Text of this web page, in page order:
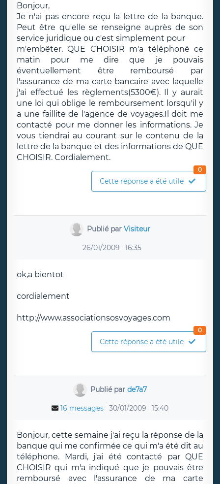
Bonjour,
Je n'ai pas encore reçu la lettre de la banque.
Peut être qu'elle se renseigne auprès de son
service juridique ou c'est simplement pour
m'embêter. QUE CHOISIR m'a téléphoné ce
matin pour me dire que je pouvais
éventuellement être remboursé par
l'assurance de ma carte bancaire avec laquelle
j'ai effectué les règlements(5300€). Il y aurait
une loi qui oblige le remboursement lorsqu'il y
a une faillite de l'agence de voyages.Il doit me
contacté pour me donner les informations. Je
vous tiendrai au courant sur le contenu de la
lettre de la banque et des informations de QUE
CHOISIR. Cordialement.
Cette réponse a été utile
0
Publié parVisiteur
26/01/2009 16:35
ok,a bientot
cordialement
http://www.associationsosvoyages.com
Cette réponse a été utile
0
Publié parde7a7
16 messages 30/01/2009 15:40
Bonjour, cette semaine j'ai reçu la réponse de la
banque qui me confirmée ce qui m'a été dit au
téléphone. Mardi, j'ai été contacté par QUE
CHOISIR qui m'a indiqué que je pouvais être
remboursé avec l'assurance de ma carte